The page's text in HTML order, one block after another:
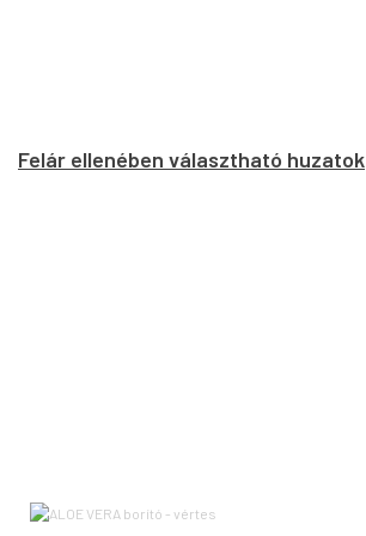
Felár ellenében választható huzatok